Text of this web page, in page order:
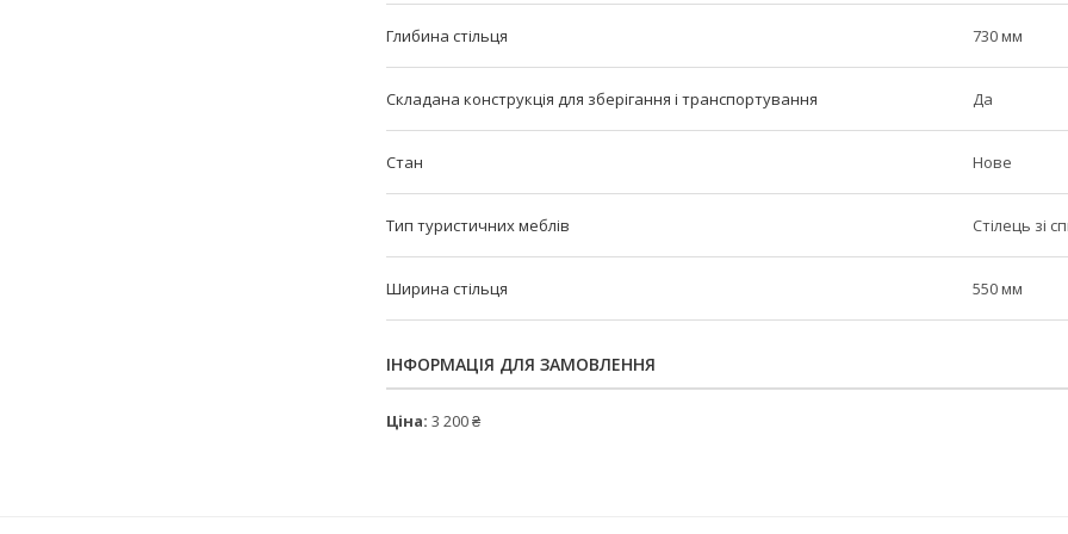
Глибина стільця 730 мм
Складана конструкція для зберігання і транспортування Да
Стан Нове
Тип туристичних меблів Стілець зі
Ширина стільця 550 мм
ІНФОРМАЦІЯ ДЛЯ ЗАМОВЛЕННЯ
Ціна: 3 200 ₴